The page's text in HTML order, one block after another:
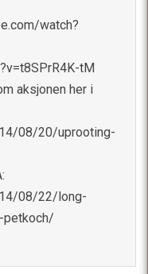
watch?
tM
aksjonen her i
08/20/uprooting-
08/22/long-
petkoch/